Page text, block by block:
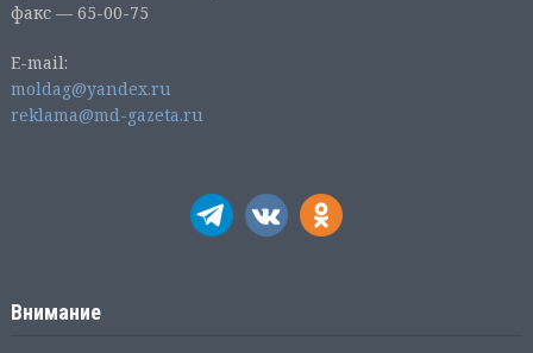
факс — 65-00-75
E-mail:
moldag@yandex.ru
reklama@md-gazeta.ru
Внимание